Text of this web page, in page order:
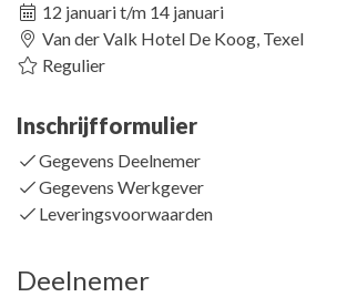
12 januari t/m 14 januari
Van der Valk Hotel De Koog, Texel
Regulier
Inschrijfformulier
Gegevens Deelnemer
Gegevens Werkgever
Leveringsvoorwaarden
Deelnemer